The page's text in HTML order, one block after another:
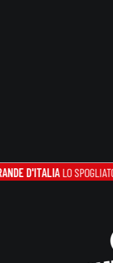
D'ITALIALO SPOGLIATOIO